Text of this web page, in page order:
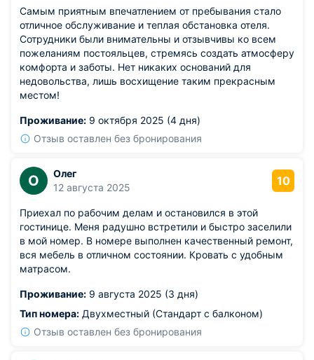
Самым приятным впечатлением от пребывания стало
отличное обслуживание и теплая обстановка отеля.
Сотрудники были внимательны и отзывчивы ко всем
пожеланиям постояльцев, стремясь создать атмосферу
комфорта и заботы. Нет никаких оснований для
недовольства, лишь восхищение таким прекрасным
местом!
Проживание: 9 октября 2025 (4 дня)
Отзыв оставлен без бронирования
О
Олег
12 августа 2025
10
Приехал по рабочим делам и остановился в этой
гостинице. Меня радушно встретили и быстро заселили
в мой номер. В номере выполнен качественный ремонт,
вся мебель в отличном состоянии. Кровать с удобным
матрасом.
Проживание: 9 августа 2025 (3 дня)
Тип номера: Двухместный (Стандарт с балконом)
Отзыв оставлен без бронирования